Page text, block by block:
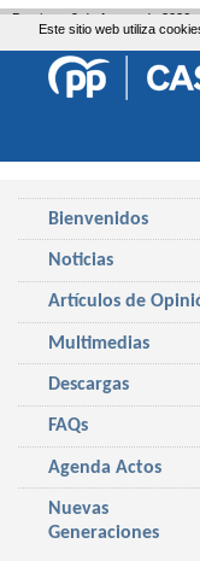
Este sitio web utiliza
Bienvenidos
Noticias
Artículos de
Multimedias
Descargas
FAQs
Agenda Actos
Nuevas
Generaciones
Domingo, 9 de Agosto de 2026